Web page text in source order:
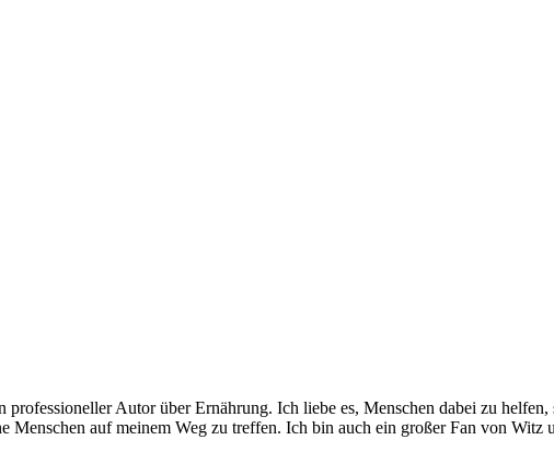
Autor über Ernährung. Ich liebe es, Menschen dabei zu
Menschen auf meinem Weg zu treffen. Ich bin auch ein großer Fan von